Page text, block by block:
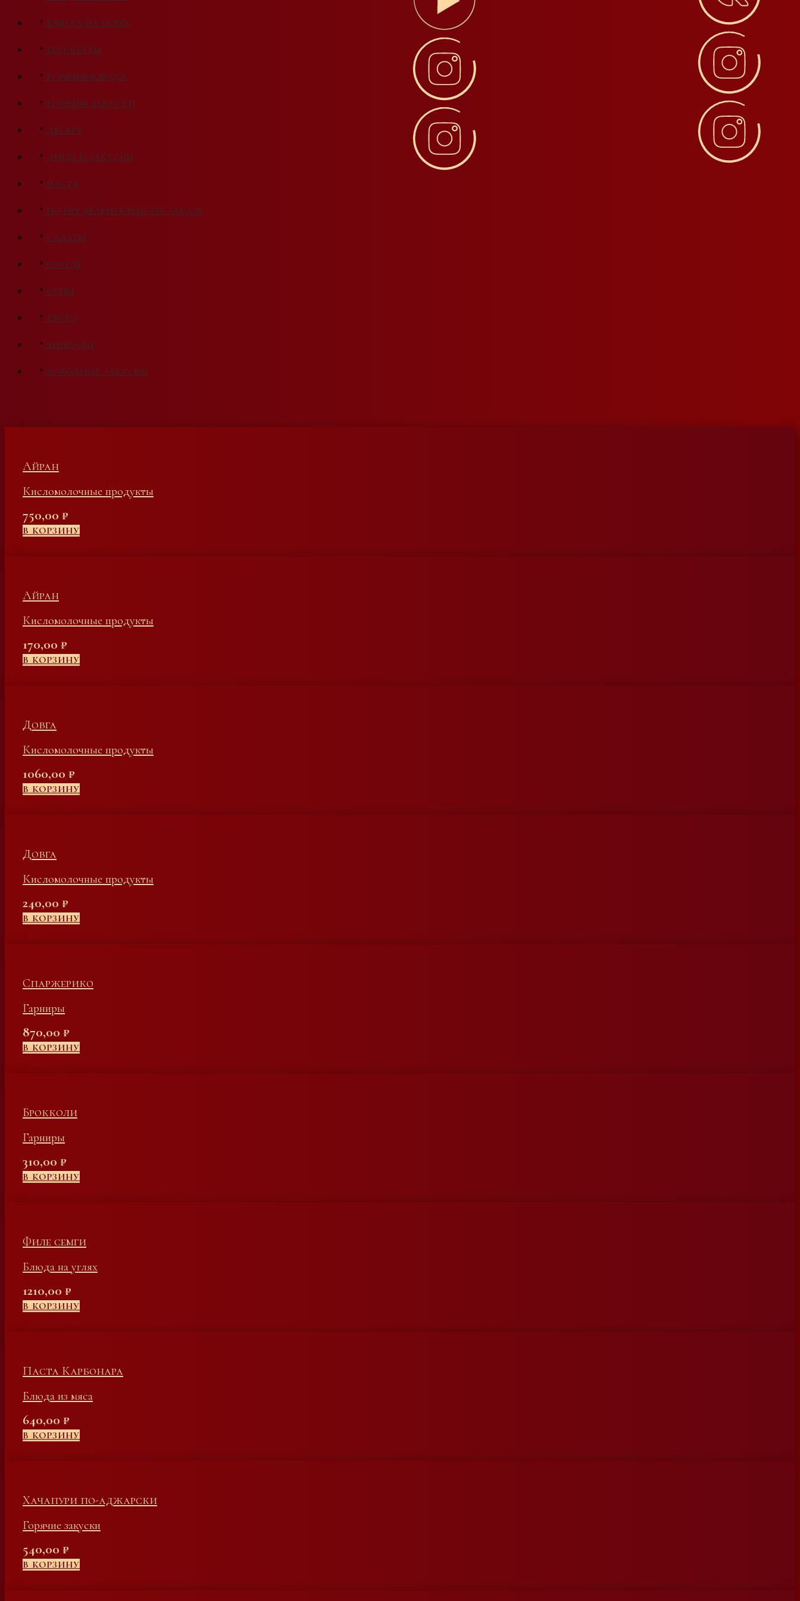
БЛЮДА НА УГЛЯХ
БРУСКЕТТЫ
ГОРЯЧИЕ БЛЮДА
ГОРЯЧИЕ ЗАКУСКИ
ДЕСЕРТ
ДИПЫ И ЗАКУСКИ
ПАСТА
ПО ПРЕДВАРИТЕЛЬНОМУ ЗАКАЗУ
САЛАТЫ
СОУСЫ
СУПЫ
ТЕСТО
ХИНКАЛИ
ХОЛОДНЫЕ ЗАКУСКИ
Айран
Кисломолочные продукты
750,00 ₽
В КОРЗИНУ
Айран
Кисломолочные продукты
170,00 ₽
В КОРЗИНУ
Довга
Кисломолочные продукты
1060,00 ₽
В КОРЗИНУ
Довга
Кисломолочные продукты
240,00 ₽
В КОРЗИНУ
Спаржерико
Гарниры
870,00 ₽
В КОРЗИНУ
Брокколи
Гарниры
310,00 ₽
В КОРЗИНУ
Филе семги
Блюда на углях
1210,00 ₽
В КОРЗИНУ
Паста Карбонара
Блюда из мяса
640,00 ₽
В КОРЗИНУ
Хачапури по-аджарски
Горячие закуски
540,00 ₽
В КОРЗИНУ